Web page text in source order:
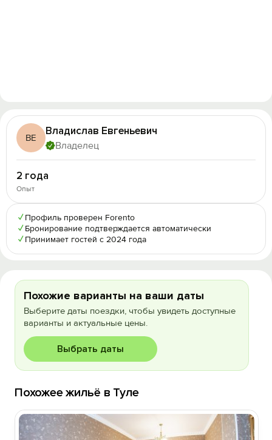
ВЕ
Владислав Евгеньевич
Владелец
2 года
Опыт
✓ Профиль проверен Forento
✓ Бронирование подтверждается автоматически
✓ Принимает гостей с 2024 года
Похожие варианты на ваши даты
Выберите даты поездки, чтобы увидеть доступные
варианты и актуальные цены.
Выбрать даты
Похожее жильё в Туле